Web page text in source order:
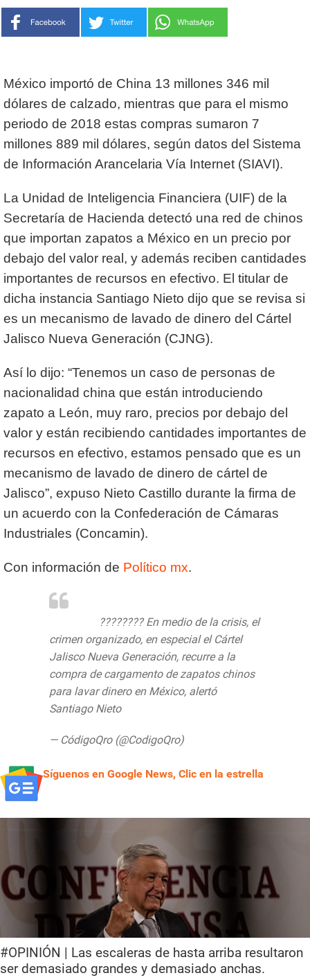
México importó de China 13 millones 346 mil
dólares de calzado, mientras que para el mismo
periodo de 2018 estas compras sumaron 7
millones 889 mil dólares, según datos del Sistema
de Información Arancelaria Vía Internet (SIAVI).
La Unidad de Inteligencia Financiera (UIF) de la
Secretaría de Hacienda detectó una red de chinos
que importan zapatos a México en un precio por
debajo del valor real, y además reciben cantidades
importantes de recursos en efectivo. El titular de
dicha instancia Santiago Nieto dijo que se revisa si
es un mecanismo de lavado de dinero del Cártel
Jalisco Nueva Generación (CJNG).
Así lo dijo: “Tenemos un caso de personas de
nacionalidad china que están introduciendo
zapato a León, muy raro, precios por debajo del
valor y están recibiendo cantidades importantes de
recursos en efectivo, estamos pensado que es un
mecanismo de lavado de dinero de cártel de
Jalisco”, expuso Nieto Castillo durante la firma de
un acuerdo con la Confederación de Cámaras
Industriales (Concamin).
Con información de Político mx.
???????? En medio de la crisis, el
crimen organizado, en especial el Cártel
Jalisco Nueva Generación, recurre a la
compra de cargamento de zapatos chinos
para lavar dinero en México, alertó
Santiago Nietohttps://t.co/zQq1Lofqax
— CódigoQro (@CodigoQro)
Síguenos en Google News, Clic en la estrella
#OPINIÓN | Las escaleras de hasta arriba resultaron
ser demasiado grandes y demasiado anchas.